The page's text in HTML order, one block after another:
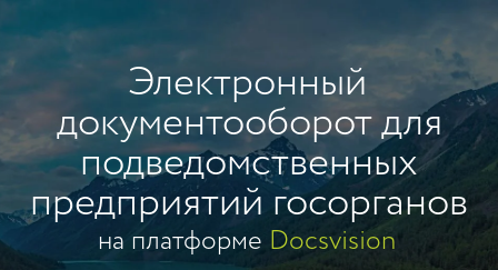
Электронный
документооборот для
подведомственных
предприятий госорганов
на платформе Docsvision